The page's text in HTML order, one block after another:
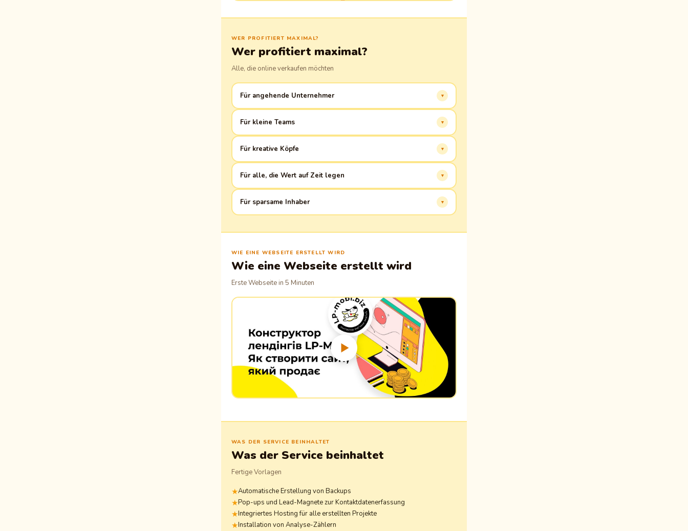
WER PROFITIERT MAXIMAL?
Wer profitiert maximal?
Alle, die online verkaufen möchten
Für angehende Unternehmer
Geschäftsstart.
Für kleine Teams
Unternehmen wächst.
Für kreative Köpfe
umzusetzen.
Für alle, die Wert auf Zeit legen
unnötigen Zeit- und Ressourcenaufwand.
Für sparsame Inhaber
nicht sprengt.
WIE EINE WEBSEITE ERSTELLT WIRD
Wie eine Webseite erstellt wird
Erste Webseite in 5 Minuten
WAS DER SERVICE BEINHALTET
Was der Service beinhaltet
Fertige Vorlagen
Automatische Erstellung von Backups
Pop-ups und Lead-Magnete zur Kontaktdatenerfassung
Integriertes Hosting für alle erstellten Projekte
Installation von Analyse-Zählern